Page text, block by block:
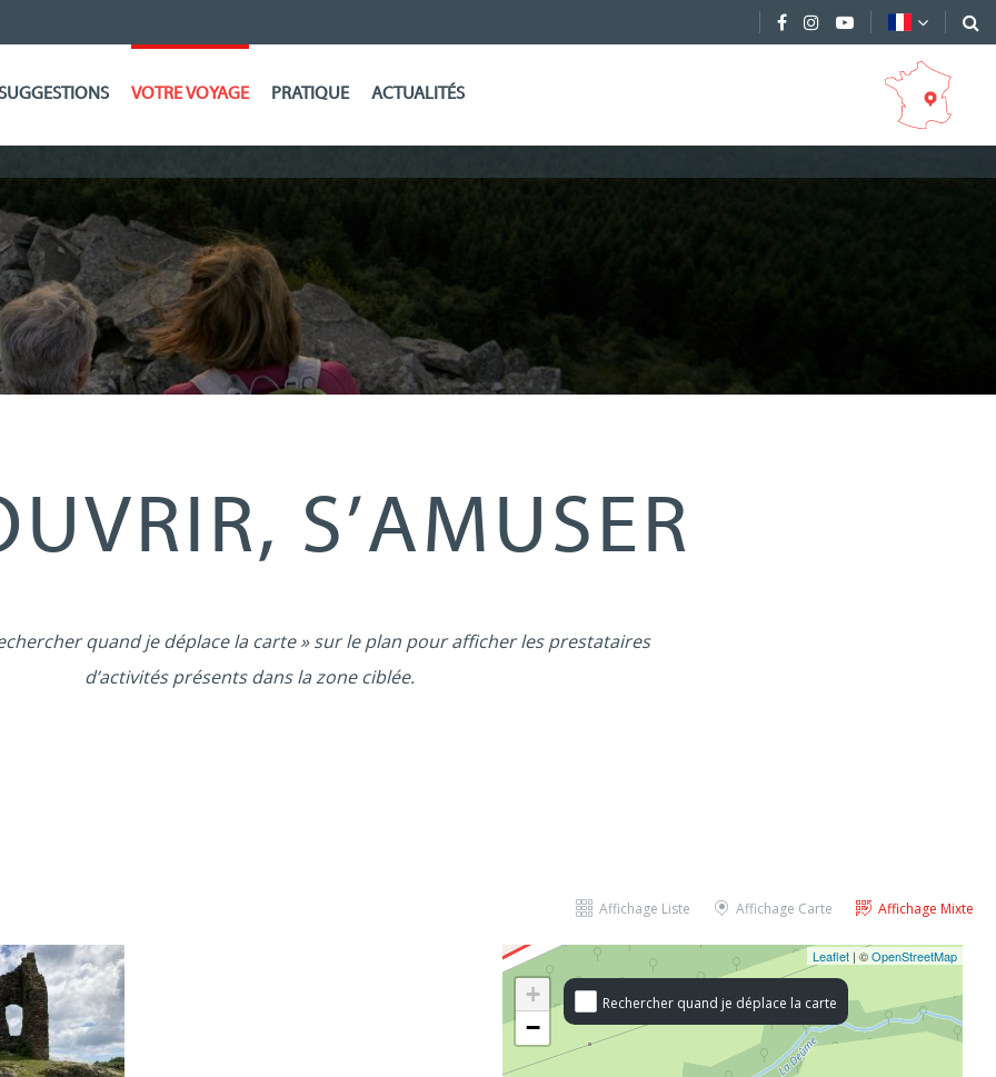
VOTRE VOYAGE PRATIQUE ACTUALITÉS
S’AMUSER
quand je déplace la carte » sur le plan pour afficher les prestataires
d’activités présents dans la zone ciblée.
Affichage Mixte
Affichage Carte
Affichage Liste
Rechercher quand je déplace la carte
+
−
Leaflet | ©OpenStreetMap